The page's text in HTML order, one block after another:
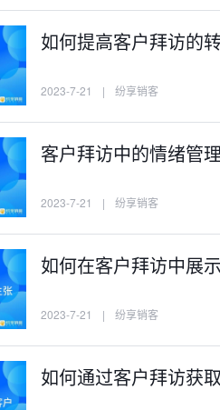
如何提高客户拜访的
2023-7-21 | 纷享销客
客户拜访中的情绪管
2023-7-21 | 纷享销客
如何在客户拜访中展
2023-7-21 | 纷享销客
如何通过客户拜访获